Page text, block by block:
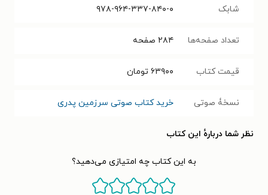
شابک ۹۷۸-۹۶۴-۳۳۷-۸۴۰-۰
تعداد صفحه‌ها ۲۸۴ صفحه
قیمت کتاب ۶۳۹۰۰ تومان
نسخۀ صوتی خرید کتاب صوتی سرزمین پدری
نظر شما دربارهٔ این کتاب
به این کتاب چه امتیازی می‌دهید؟